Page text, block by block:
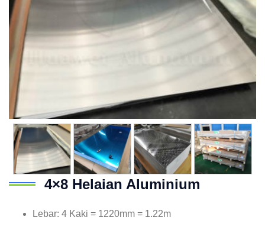
4×8 Helaian Aluminium
Lebar: 4 Kaki = 1220mm = 1.22m